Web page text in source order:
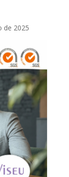
de 2025